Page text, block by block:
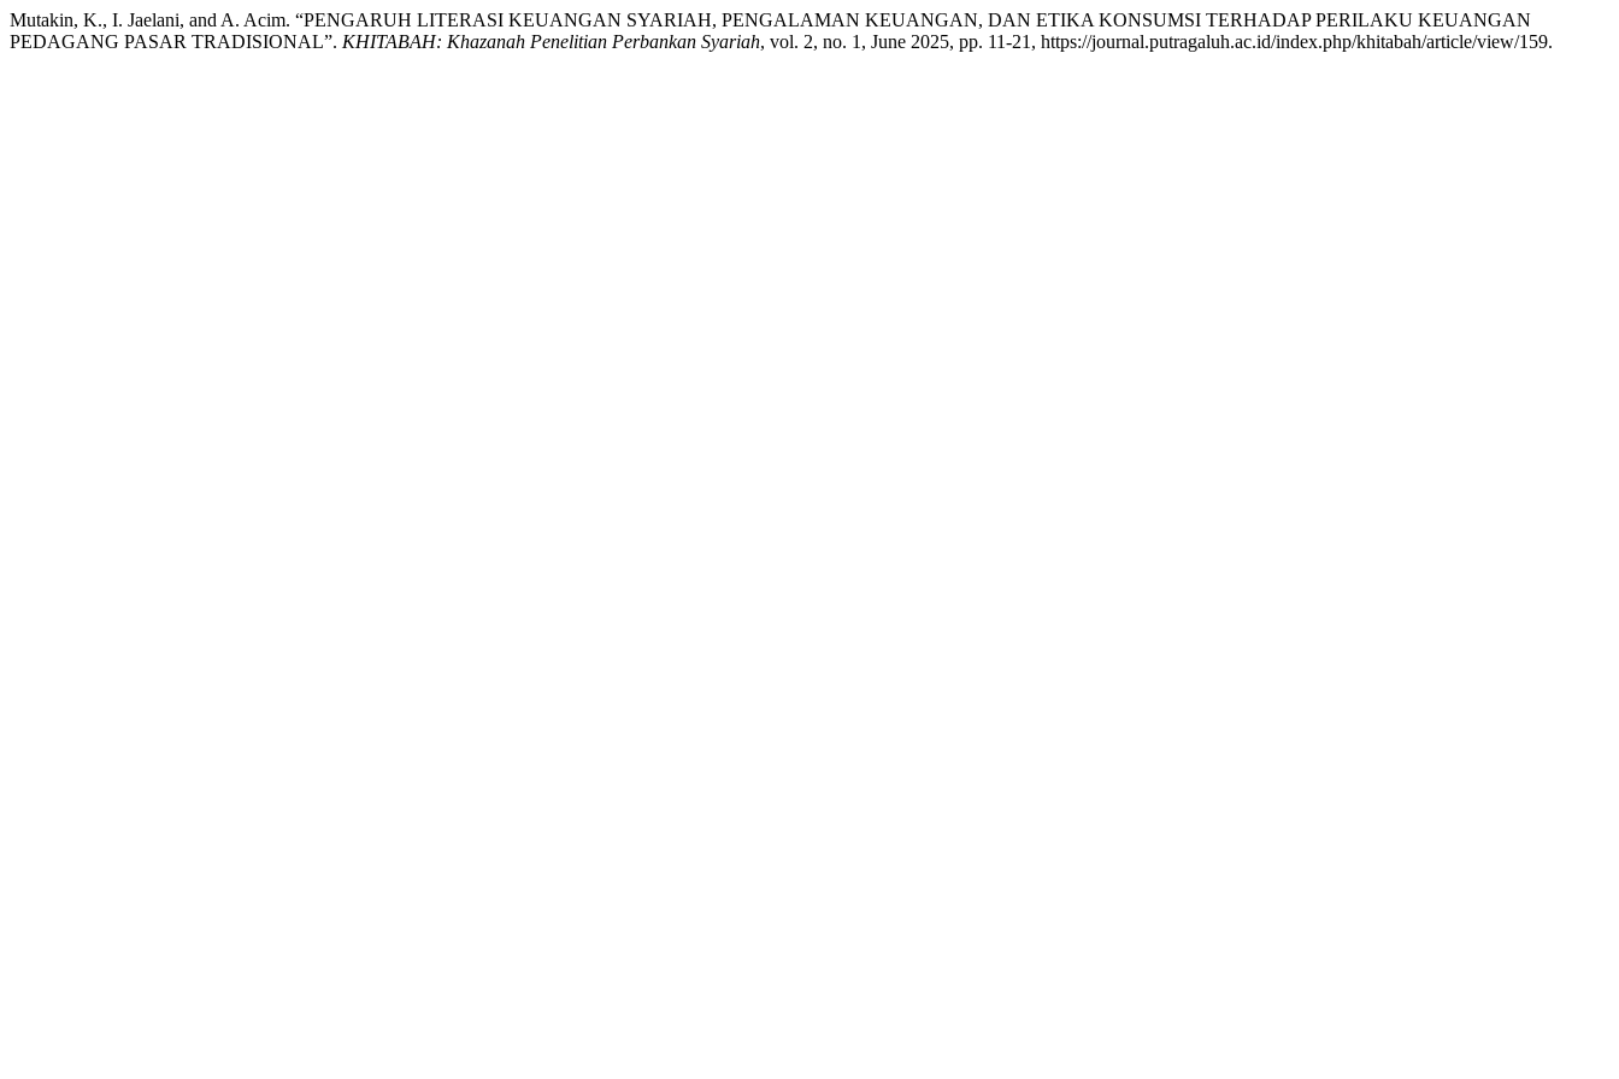
Mutakin, K., I. Jaelani, and A. Acim. “PENGARUH LITERASI KEUANGAN SYARIAH, PENGALAMAN KEUANGAN, DAN ETIKA KONSUMSI TERHADAP PERILAKU KEUANGAN
PEDAGANG PASAR TRADISIONAL”. KHITABAH: Khazanah Penelitian Perbankan Syariah, vol. 2, no. 1, June 2025, pp. 11-21, https://journal.putragaluh.ac.id/index.php/khitabah/article/view/159.